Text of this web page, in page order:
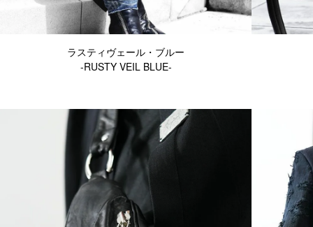
ラスティヴェール・ブルー
-RUSTY VEIL BLUE-